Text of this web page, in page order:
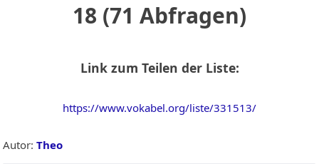
18 (71 Abfragen)
Link zum Teilen der Liste:
https://www.vokabel.org/liste/331513/
Autor:Theo